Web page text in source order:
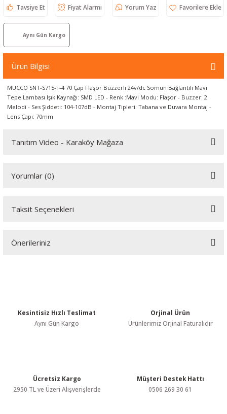
Tavsiye Et Fiyat Alarmı Yorum Yaz
Aynı Gün Kargo
Ürün Bilgisi
MUCCO SNT-S715-F-4 70 Çap Flaşör Buzzerlı 24v/dc Somun Bağlantılı Mavi
Tepe Lambası Işık Kaynağı: SMD LED - Renk :Mavi Modu: Flaşör - Buzzer: 2
Melodi - Ses Şiddeti: 104-107dB - Montaj Tipleri: Tabana ve Duvara Montaj -
Lens Çapı: 70mm
Tanıtım Video - Karaköy Mağaza
Yorumlar (0)
Bu ürüne ilk yorumu siz yapın!
Taksit Seçenekleri
Önerileriniz
Ürün resmi kalitesiz, bozuk veya görüntülenemiyor.
Bu ürüne benzer farklı alternatifler olmalı.
Kesintisiz Hızlı Teslimat
Aynı Gün Kargo
Orjinal Ürün
Ürünlerimiz Orjinal Faturalıdır
Ücretsiz Kargo
2950 TL ve Üzeri Alışverişlerde
Müşteri Destek Hattı
0506 269 30 61